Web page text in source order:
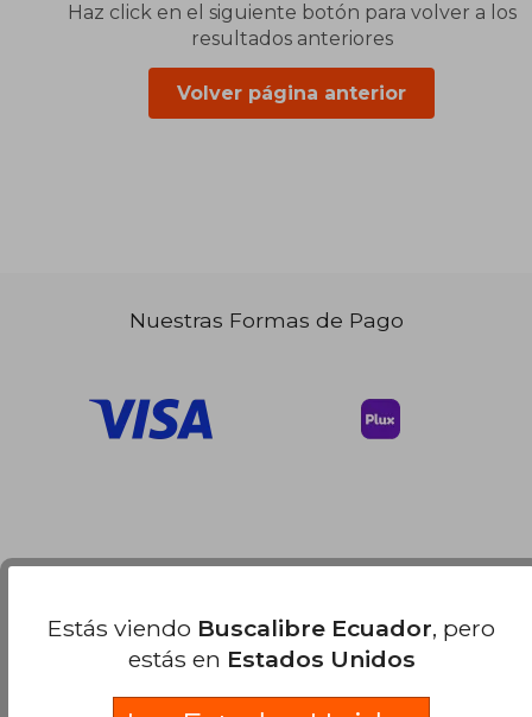
Haz click en el siguiente botón para volver a los
resultados anteriores
Volver página anterior
Nuestras Formas de Pago
Estás viendo Buscalibre Ecuador, pero
estás en Estados Unidos